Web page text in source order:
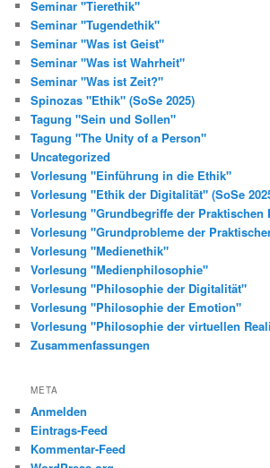
Seminar "Tierethik"
Seminar "Tugendethik"
Seminar "Was ist Geist"
Seminar "Was ist Wahrheit"
Seminar "Was ist Zeit?"
Spinozas "Ethik" (SoSe 2025)
Tagung "Sein und Sollen"
Tagung "The Unity of a Person"
Uncategorized
Vorlesung "Einführung in die Ethik"
Vorlesung "Ethik der Digitalität" (SoSe
Vorlesung "Grundbegriffe der
Vorlesung "Grundprobleme der
Vorlesung "Medienethik"
Vorlesung "Medienphilosophie"
Vorlesung "Philosophie der Digitalität"
Vorlesung "Philosophie der Emotion"
Vorlesung "Philosophie der virtuellen
Zusammenfassungen
META
Anmelden
Eintrags-Feed
Kommentar-Feed